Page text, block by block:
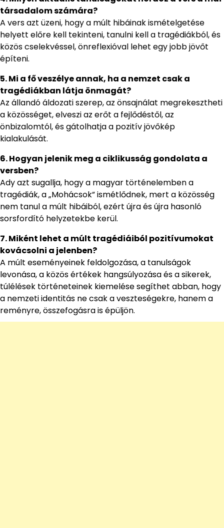
társadalom számára?
A vers azt üzeni, hogy a múlt hibáinak ismételgetése
helyett előre kell tekinteni, tanulni kell a tragédiákból, és
közös cselekvéssel, önreflexióval lehet egy jobb jövőt
építeni.
5. Mi a fő veszélye annak, ha a nemzet csak a
tragédiákban látja önmagát?
Az állandó áldozati szerep, az önsajnálat megrekesztheti
a közösséget, elveszi az erőt a fejlődéstől, az
önbizalomtól, és gátolhatja a pozitív jövőkép
kialakulását.
6. Hogyan jelenik meg a ciklikusság gondolata a
versben?
Ady azt sugallja, hogy a magyar történelemben a
tragédiák, a „Mohácsok” ismétlődnek, mert a közösség
nem tanul a múlt hibáiból, ezért újra és újra hasonló
sorsfordító helyzetekbe kerül.
7. Miként lehet a múlt tragédiáiból pozitívumokat
kovácsolni a jelenben?
A múlt eseményeinek feldolgozása, a tanulságok
levonása, a közös értékek hangsúlyozása és a sikerek,
túlélések történeteinek kiemelése segíthet abban, hogy
a nemzeti identitás ne csak a veszteségekre, hanem a
reményre, összefogásra is épüljön.